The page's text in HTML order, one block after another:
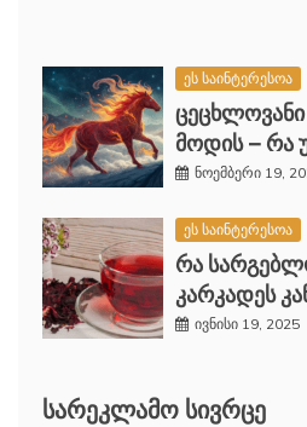
ეს საინტერესოა
მოდის – რა
ნოემბერი 19,
ეს საინტერესოა
რა
კარკადეს
ივნისი 19, 2025
ᲡᲐᲠᲔᲙᲚᲐᲛᲝ ᲡᲘᲕᲠᲪᲔ